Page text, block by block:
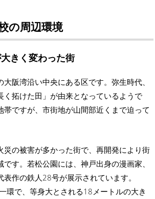
の周辺環境
きく変わった街
阪湾沿い中央にある区です。弥生時代、
く拓けた田」が由来となっているようで
帯ですが、市街地が山間部近くまで迫って
災の被害が多かった街で、再開発により街
す。若松公園には、神戸出身の漫画家、
作の鉄人28号が展示されています。
一環で、等身大とされる18メートルの大き